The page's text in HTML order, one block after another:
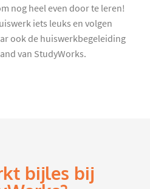
nog heel even door te leren!
iets leuks en volgen
ook de huiswerkbegeleiding
van StudyWorks.
bijles bij